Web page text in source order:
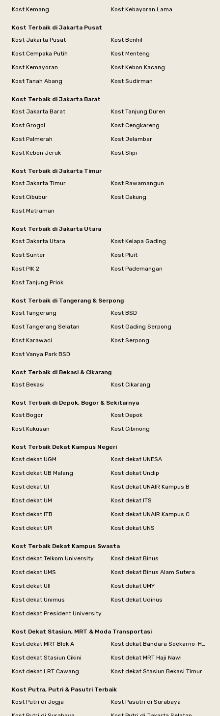
Kost Kemang
Kost Kebayoran Lama
Kost Terbaik di Jakarta Pusat
Kost Jakarta Pusat
Kost Benhil
Kost Cempaka Putih
Kost Menteng
Kost Kemayoran
Kost Kebon Kacang
Kost Tanah Abang
Kost Sudirman
Kost Terbaik di Jakarta Barat
Kost Jakarta Barat
Kost Tanjung Duren
Kost Grogol
Kost Cengkareng
Kost Palmerah
Kost Jelambar
Kost Kebon Jeruk
Kost Slipi
Kost Terbaik di Jakarta Timur
Kost Jakarta Timur
Kost Rawamangun
Kost Cibubur
Kost Cakung
Kost Matraman
Kost Terbaik di Jakarta Utara
Kost Jakarta Utara
Kost Kelapa Gading
Kost Sunter
Kost Pluit
Kost PIK 2
Kost Pademangan
Kost Tanjung Priok
Kost Terbaik di Tangerang & Serpong
Kost Tangerang
Kost BSD
Kost Tangerang Selatan
Kost Gading Serpong
Kost Karawaci
Kost Serpong
Kost Vanya Park BSD
Kost Terbaik di Bekasi & Cikarang
Kost Bekasi
Kost Cikarang
Kost Terbaik di Depok, Bogor & Sekitarnya
Kost Bogor
Kost Depok
Kost Kukusan
Kost Cibinong
Kost Terbaik Dekat Kampus Negeri
Kost dekat UGM
Kost dekat UNESA
Kost dekat UB Malang
Kost dekat Undip
Kost dekat UI
Kost dekat UNAIR Kampus B
Kost dekat UM
Kost dekat ITS
Kost dekat ITB
Kost dekat UNAIR Kampus C
Kost dekat UPI
Kost dekat UNS
Kost Terbaik Dekat Kampus Swasta
Kost dekat Telkom University
Kost dekat Binus
Kost dekat UMS
Kost dekat Binus Alam Sutera
Kost dekat UII
Kost dekat UMY
Kost dekat Unimus
Kost dekat Udinus
Kost dekat President University
Kost Dekat Stasiun, MRT & Moda Transportasi
Kost dekat MRT Blok A
Kost dekat Stasiun Cikini
Kost dekat MRT Haji Nawi
Kost dekat LRT Cawang
Kost dekat Stasiun Bekasi Timur
Kost Putra, Putri & Pasutri Terbaik
Kost Putri di Jogja
Kost Pasutri di Surabaya